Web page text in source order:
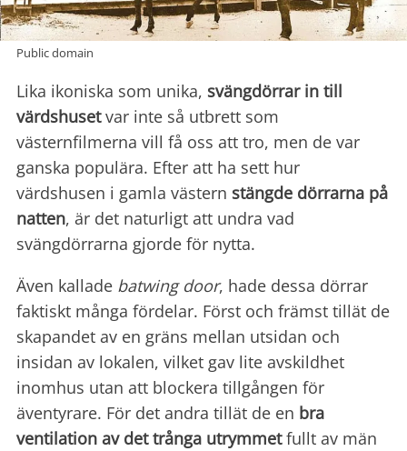
Public domain
Lika ikoniska som unika, svängdörrar in till
värdshusetvar inte så utbrett som
västernfilmerna vill få oss att tro, men de var
ganska populära. Efter att ha sett hur
värdshusen i gamla västern stängde dörrarna på
natten, är det naturligt att undra vad
svängdörrarna gjorde för nytta.
Även kallade batwing door, hade dessa dörrar
faktiskt många fördelar. Först och främst tillät de
skapandet av en gräns mellan utsidan och
insidan av lokalen, vilket gav lite avskildhet
inomhus utan att blockera tillgången för
äventyrare. För det andra tillät de en bra
ventilation av det trånga utrymmetfullt av män